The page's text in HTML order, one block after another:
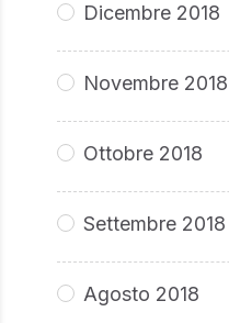
Dicembre 2018
Novembre 2018
Ottobre 2018
Settembre 2018
Agosto 2018